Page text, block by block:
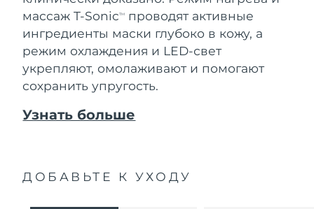
массаж T-SonicTM
проводят активные
ингредиенты маски глубоко в кожу, а
режим охлаждения и LED-свет
укрепляют, омолаживают и помогают
сохранить упругость.
Узнать больше
ДОБАВЬТЕ К УХОДУ